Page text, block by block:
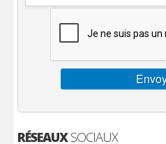
RÉSEAUXSOCIAUX